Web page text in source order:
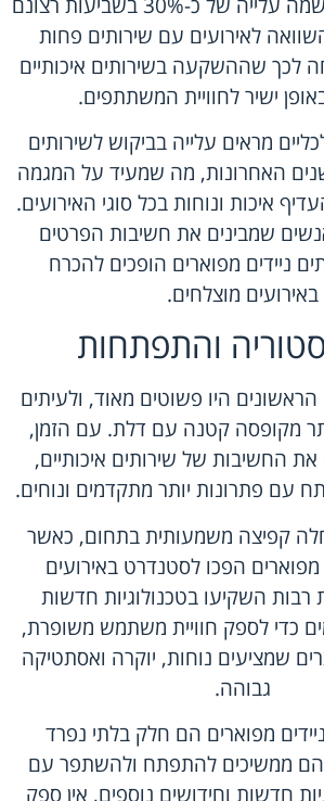
לאירועים עם שירותים פחות
לכך שההשקעה בשירותים איכותיים
ישיר לחוויית המשתתפים.
מראים עלייה בביקוש לשירותים
האחרונות, מה שמעיד על המגמה
איכות ונוחות בכל סוגי האירועים.
שמבינים את חשיבות הפרטים
ניידים מפוארים הופכים להכרח
באירועים מוצלחים.
והתפתחות
הראשונים היו פשוטים מאוד, ולעיתים
מקופסה קטנה עם דלת. עם הזמן,
את החשיבות של שירותים איכותיים,
עם פתרונות יותר מתקדמים ונוחים.
קפיצה משמעותית בתחום, כאשר
מפוארים הפכו לסטנדרט באירועים
רבות השקיעו בטכנולוגיות חדשות
כדי לספק חוויית משתמש משופרת,
שמציעים נוחות, יוקרה ואסתטיקה
גבוהה.
מפוארים הם חלק בלתי נפרד
והם ממשיכים להתפתח ולהשתפר עם
חדשות וחידושים נוספים, אין ספק